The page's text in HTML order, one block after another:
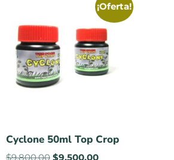
¡Oferta!
Cyclone 50ml Top Crop